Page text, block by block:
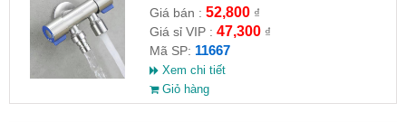
VAT )
Giá bán : 52,800₫
Giá sỉ VIP : 47,300₫
Mã SP: 11667
Xem chi tiết
Giỏ hàng